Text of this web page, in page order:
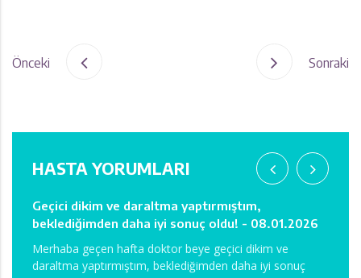
Önceki Sonraki
HASTA YORUMLARI
Geçici dikim ve daraltma yaptırmıştım,
beklediğimden daha iyi sonuç oldu! - 08.01.2026
Merhaba geçen hafta doktor beye geçici dikim ve
daraltma yaptırmıştım, beklediğimden daha iyi sonuç